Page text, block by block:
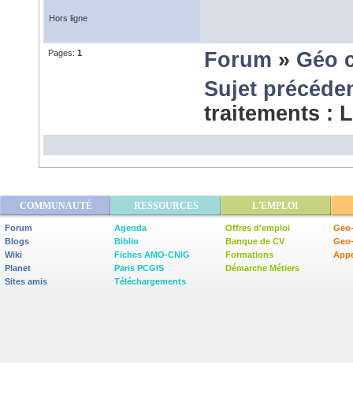
Hors ligne
Pages: 1 Forum » Géo
Sujet
traitements :
COMMUNAUTÉ RESSOURCES L'EMPLOI
Forum
Blogs
Wiki
Planet
Sites amis
Agenda
Biblio
Fiches AMO-CNIG
Paris PCGIS
Téléchargements
Offres d'emploi
Banque de CV
Formations
Démarche Métiers